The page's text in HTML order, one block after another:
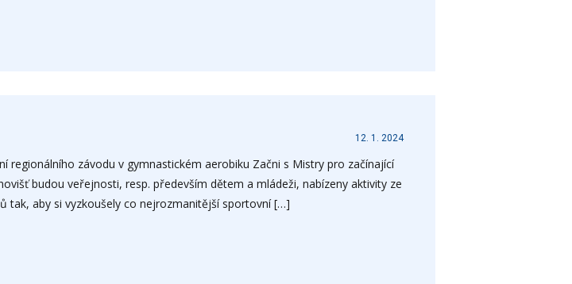
12. 1. 2024
závodu v gymnastickém aerobiku Začni s Mistry pro začínající
budou veřejnosti, resp. především dětem a mládeži, nabízeny aktivity ze
tak, aby si vyzkoušely co nejrozmanitější sportovní […]